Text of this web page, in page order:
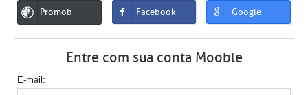
Promob Facebook Google
Entre com sua conta Mooble
E-mail